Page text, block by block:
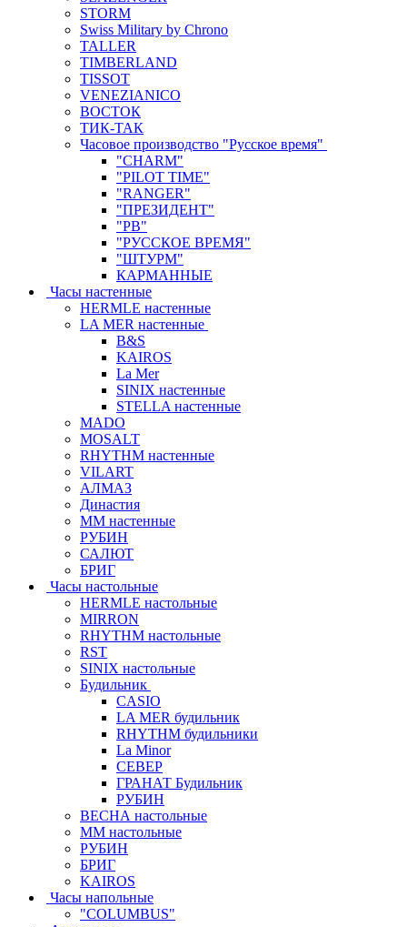
STORM
Swiss Military by Chrono
TALLER
TIMBERLAND
TISSOT
VENEZIANICO
ВОСТОК
ТИК-ТАК
Часовое производство "Русское время"
"CHARM"
"PILOT TIME"
"RANGER"
"ПРЕЗИДЕНТ"
"РВ"
"РУССКОЕ ВРЕМЯ"
"ШТУРМ"
КАРМАННЫЕ
Часы настенные
HERMLE настенные
LA MER настенные
B&S
KAIROS
La Mer
SINIX настенные
STELLA настенные
MADO
MOSALT
RHYTHM настенные
VILART
АЛМАЗ
Династия
ММ настенные
РУБИН
САЛЮТ
БРИГ
Часы настольные
HERMLE настольные
MIRRON
RHYTHM настольные
RST
SINIX настольные
Будильник
CASIO
LA MER будильник
RHYTHM будильники
La Minor
СЕВЕР
ГРАНАТ Будильник
РУБИН
ВЕСНА настольные
ММ настольные
РУБИН
БРИГ
KAIROS
Часы напольные
"COLUMBUS"